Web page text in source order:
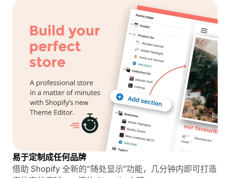
易于定制成任何品牌
借助 Shopify 全新的“随处显示”功能，几分钟内即可打造